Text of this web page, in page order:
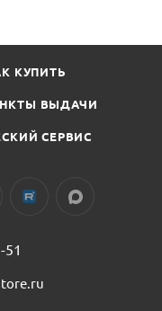
КУПИТЬ
ВЫДАЧИ
СЕРВИС
51